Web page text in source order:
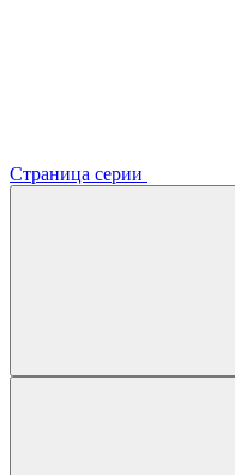
Страница серии